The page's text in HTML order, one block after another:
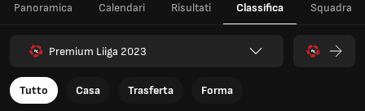
Panoramica Calendari Risultati Classifica Squadra
Premium Liiga 2023
Tutto Casa Trasferta Forma